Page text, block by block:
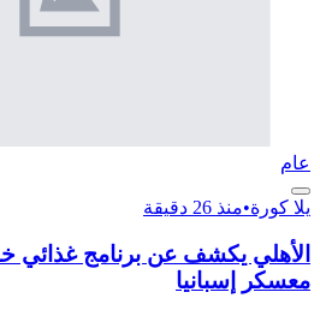
عام
يلا كورة•منذ 26 دقيقة
الأهلي يكشف عن برنامج غذائي
معسكر إسبانيا